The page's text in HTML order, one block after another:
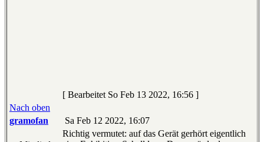
[ Bearbeitet So Feb 13 2022, 16:56 ]
Nach oben
gramofan
Sa Feb 12 2022, 16:07
Richtig vermutet: auf das Gerät gerhört eigentlich